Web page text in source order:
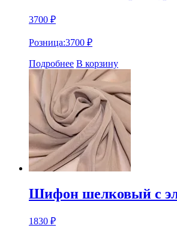
3700 ₽
Розница:3700 ₽
Подробнее В корзину
Шифон шелковый с
1830 ₽